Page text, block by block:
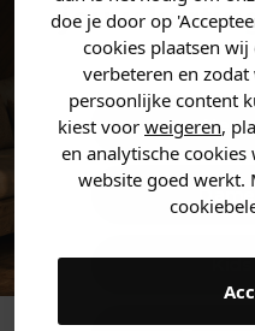
doe je door op
cookies plaatsen
verbeteren en
persoonlijke content
kiest voor weigeren,
en analytische
website goed werkt.
jouw